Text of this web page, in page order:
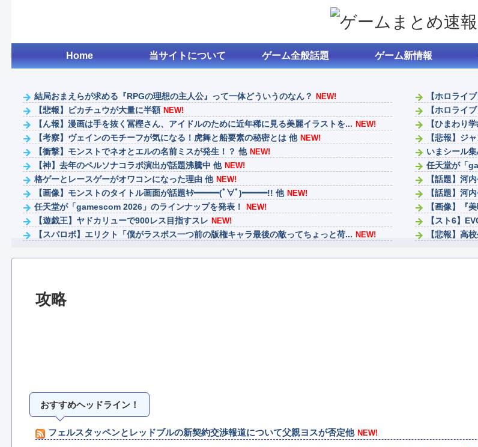
Home 当サイトについて ゲーム全般話題 ゲーム新情報
結局おまえらが求める『RPGの理想の主人公』って一体どういうのなん？ NEW!
【悲報】ピカチュウが大量に半額 NEW!
【ん報】漫画は手を抜く冨樫さん、アイドルのために近年稀に見る美麗イラストを... NEW!
【考察】ヴェインのモチーフが気になる！虎舞と船要素の秘密とは 他 NEW!
【衝撃】モンストでネオとエルの名前ミスが発生！？ 他 NEW!
【神】去年のペルソナコラボ演出が話題沸騰中 他 NEW!
格ゲーとレースゲーがオワコンになった理由 他 NEW!
【画像】モンストのタイトル画面が話題ｷﾀ━━━(ﾟ∀ﾟ)━━━!! 他 NEW!
任天堂が「gamescom 2026」のラインナップを発表！ NEW!
【遊戯王】ヤドカリューで900レス目指すスレ NEW!
【スパロボ】エリクト「僕がラスボス一つ前の版権キャラ最後の敵ってちょっと荷... NEW!
【ホロライ
【ホロライ
【ひまわり
【悲報】ジ
いまシール
任天堂が「
【話題】河
【話題】河
【画像】『
【スト6】
【悲報】高
ナイトレイ
攻略
おすすめヘッドライン！
フェルスタッペンとレッドブルの新契約交渉報道について父親ヨスが否定他 NEW!